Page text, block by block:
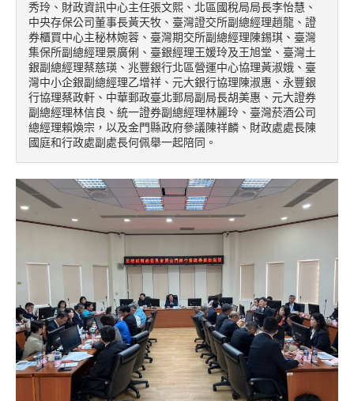
秀玲、財政資訊中心主任張文熙、北區國稅局局長李怡慧、
中央存保公司董事長黃天牧、臺灣證交所副總經理趙龍、證
券櫃買中心主秘林婉蓉、臺灣期交所副總經理陳錫琪、臺灣
集保所副總經理景廣俐、臺銀經理王媛玲及王旭堂、臺灣土
銀副總經理蔡慈瑛、兆豐銀行北區營運中心協理黃淑娥、臺
灣中小企銀副總經理乙增祥、元大銀行協理陳淑惠、永豐銀
行協理蔡政軒、中華郵政臺北郵局副局長胡美惠、元大證券
副總經理林信良、統一證券副總經理林麗玲、臺灣菸酒公司
總經理賴煥宗，以及金門縣政府參議陳祥麟、財政處處長陳